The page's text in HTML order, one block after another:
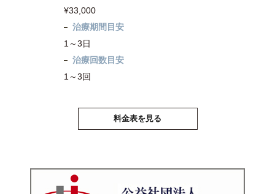
¥33,000
治療期間目安
1～3日
治療回数目安
1～3回
料金表を見る